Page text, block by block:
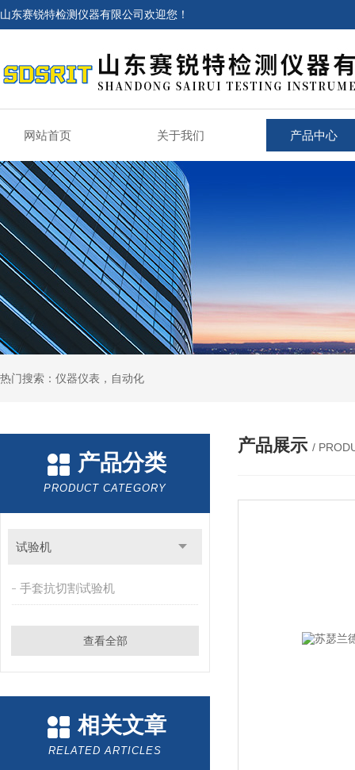
山东赛锐特检测仪器有限公司欢迎您！
网站首页 关于我们 产品中心
热门搜索：仪器仪表，自动化
产品分类
PRODUCT CATEGORY
试验机
手套抗切割试验机
查看全部
相关文章
RELATED ARTICLES
产品展示 /